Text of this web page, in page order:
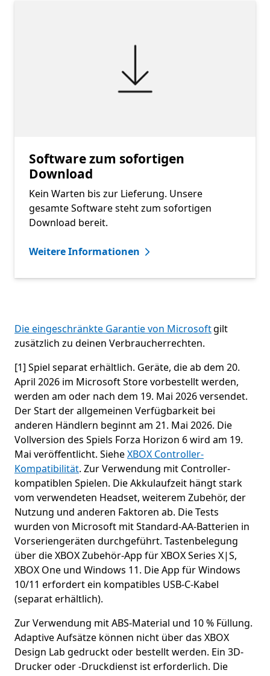
Software zum sofortigen
Download
Kein Warten bis zur Lieferung. Unsere
gesamte Software steht zum sofortigen
Download bereit.
Weitere Informationen
Die eingeschränkte Garantie von Microsoftgilt
zusätzlich zu deinen Verbraucherrechten.
[1] Spiel separat erhältlich. Geräte, die ab dem 20.
April 2026 im Microsoft Store vorbestellt werden,
werden am oder nach dem 19. Mai 2026 versendet.
Der Start der allgemeinen Verfügbarkeit bei
anderen Händlern beginnt am 21. Mai 2026. Die
Vollversion des Spiels Forza Horizon 6 wird am 19.
Mai veröffentlicht. SieheXBOX Controller-
Kompatibilität. Zur Verwendung mit Controller-
kompatiblen Spielen. Die Akkulaufzeit hängt stark
vom verwendeten Headset, weiterem Zubehör, der
Nutzung und anderen Faktoren ab. Die Tests
wurden von Microsoft mit Standard-AA-Batterien in
Vorseriengeräten durchgeführt. Tastenbelegung
über die XBOX Zubehör-App für XBOX Series X|S,
XBOX One und Windows 11. Die App für Windows
10/11 erfordert ein kompatibles USB-C-Kabel
(separat erhältlich).
Zur Verwendung mit ABS-Material und 10 % Füllung.
Adaptive Aufsätze können nicht über das XBOX
Design Lab gedruckt oder bestellt werden. Ein 3D-
Drucker oder -Druckdienst ist erforderlich. Die